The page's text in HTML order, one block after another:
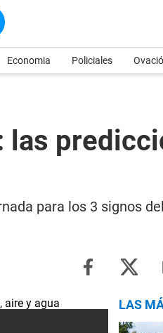
Economia Policiales
las
para los 3 signos
LAS